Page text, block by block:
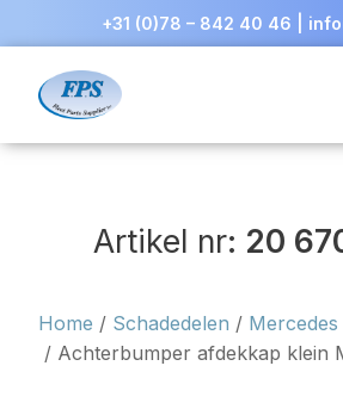
+31 (0)78 – 842 40 46
Artikel nr: 20
Home / Schadedelen / Mercedes
/ Achterbumper afdekkap klein